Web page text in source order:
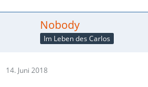
Nobody
Im Leben des Carlos
14. Juni 2018